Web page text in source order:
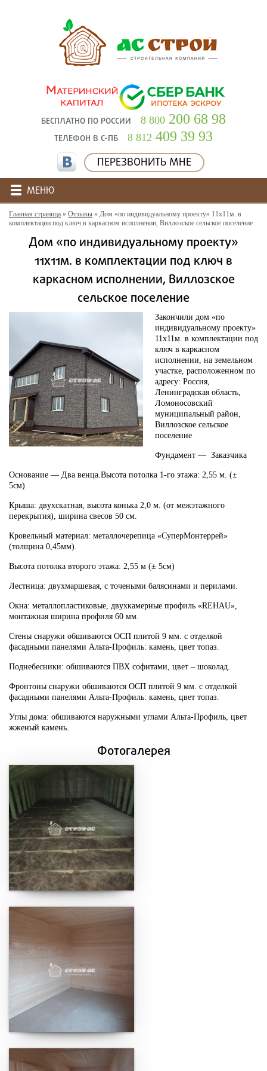
БЕСПЛАТНО ПО РОССИИ 8 800 200 68 98
ТЕЛЕФОН В С-ПБ 8 812 409 39 93
ПЕРЕЗВОНИТЬ МНЕ
МЕНЮ
Главная страница » Отзывы » Дом «по индивидуальному проекту» 11х11м. в
комплектации под ключ в каркасном исполнении, Виллозское сельское поселение
Дом «по индивидуальному проекту»
11х11м. в комплектации под ключ в
каркасном исполнении, Виллозское
сельское поселение
Закончили дом «по
индивидуальному проекту»
11х11м. в комплектации под
ключ в каркасном
исполнении, на земельном
участке, расположенном по
адресу: Россия,
Ленинградская область,
Ломоносовский
муниципальный район,
Виллозское сельское
поселение
Фундамент — Заказчика
Основание — Два венца.Высота потолка 1-го этажа: 2,55 м. (±
5см)
Крыша: двухскатная, высота конька 2,0 м. (от межэтажного
перекрытия), ширина свесов 50 см.
Кровельный материал: металлочерепица «СуперМонтеррей»
(толщина 0,45мм).
Высота потолка второго этажа: 2,55 м (± 5см)
Лестница: двухмаршевая, с точеными балясинами и перилами.
Окна: металлопластиковые, двухкамерные профиль «REHAU»,
монтажная ширина профиля 60 мм.
Стены снаружи обшиваются ОСП плитой 9 мм. с отделкой
фасадными панелями Альта-Профиль: камень, цвет топаз.
Поднебесники: обшиваются ПВХ софитами, цвет – шоколад.
Фронтоны снаружи обшиваются ОСП плитой 9 мм. с отделкой
фасадными панелями Альта-Профиль: камень, цвет топаз.
Углы дома: обшиваются наружными углами Альта-Профиль, цвет
жженый камень.
Фотогалерея